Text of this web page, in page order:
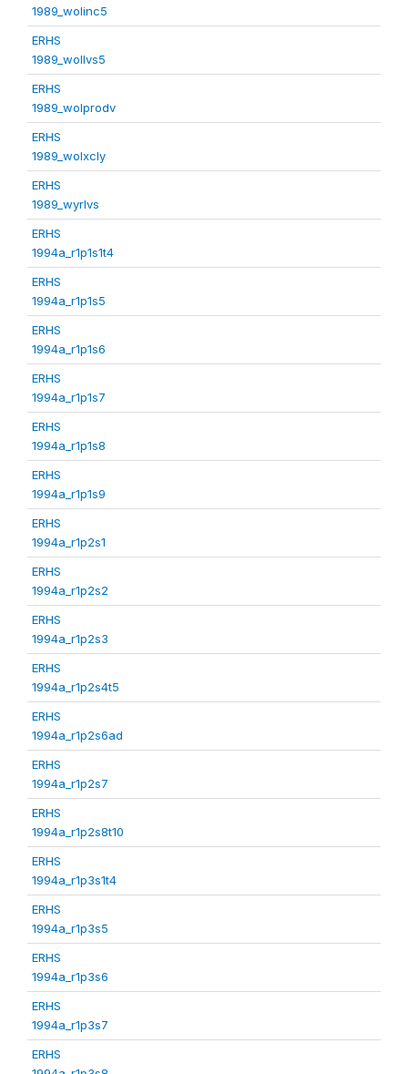
1989_wolinc5
ERHS
1989_wollvs5
ERHS
1989_wolprodv
ERHS
1989_wolxcly
ERHS
1989_wyrlvs
ERHS
1994a_r1p1s1t4
ERHS
1994a_r1p1s5
ERHS
1994a_r1p1s6
ERHS
1994a_r1p1s7
ERHS
1994a_r1p1s8
ERHS
1994a_r1p1s9
ERHS
1994a_r1p2s1
ERHS
1994a_r1p2s2
ERHS
1994a_r1p2s3
ERHS
1994a_r1p2s4t5
ERHS
1994a_r1p2s6ad
ERHS
1994a_r1p2s7
ERHS
1994a_r1p2s8t10
ERHS
1994a_r1p3s1t4
ERHS
1994a_r1p3s5
ERHS
1994a_r1p3s6
ERHS
1994a_r1p3s7
ERHS